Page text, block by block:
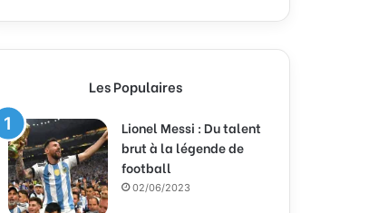
Les Populaires
Lionel Messi : Du talent
brut à la légende de
football
02/06/2023